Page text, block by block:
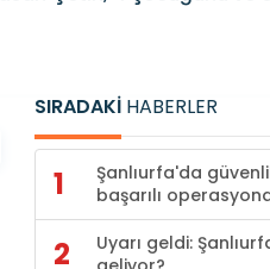
SIRADAKİ HABERLER
1
Şanlıurfa'da
başarılı
2
Uyarı geldi: